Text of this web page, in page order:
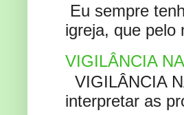
Eu sempre
igreja, que
VIGILÂNCIA
VIGILÂNCIA
interpretar as